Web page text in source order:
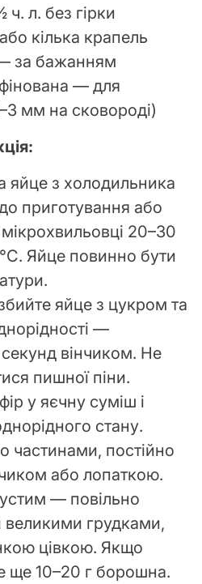
л. без гірки
кілька крапель
— за бажанням
— для
мм на сковороді)
яйце з холодильника
приготування або
мікрохвильовці 20–30
Яйце повинно бути
яйце з цукром та
—
вінчиком. Не
пишної піни.
у яєчну суміш і
стану.
частинами, постійно
або лопаткою.
— повільно
великими грудками,
цівкою. Якщо
ще 10–20 г борошна.